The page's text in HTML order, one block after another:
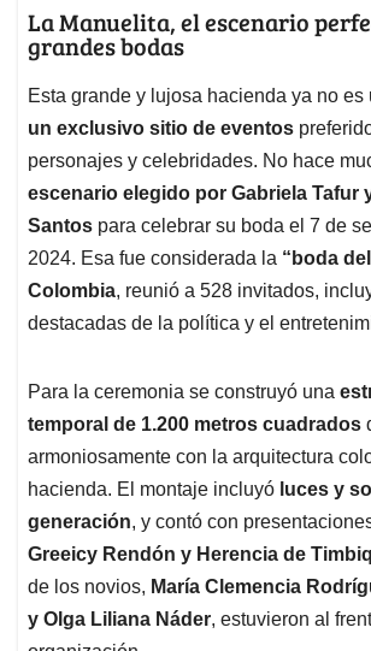
La Manuelita, el escenario
grandes bodas
Esta grande y lujosa hacienda ya no es
un exclusivo sitio de eventos
personajes y celebridades. No hace
escenario elegido por Gabriela Tafur
Santos para celebrar su boda el 7 de
2024. Esa fue considerada la “boda
Colombia, reunió a 528 invitados,
destacadas de la política y el
Para la ceremonia se construyó una
temporal de 1.200 metros cuadrados
armoniosamente con la arquitectura
hacienda. El montaje incluyó luces y
generación, y contó con
Greeicy Rendón y Herencia de
de los novios, María Clemencia
y Olga Liliana Náder, estuvieron al